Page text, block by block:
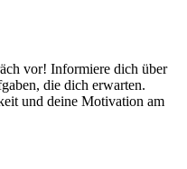
vor! Informiere dich über
die dich erwarten.
und deine Motivation am